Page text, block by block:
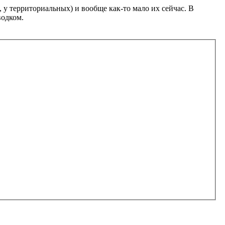
территориальных) и вообще как-то мало их сейчас. В